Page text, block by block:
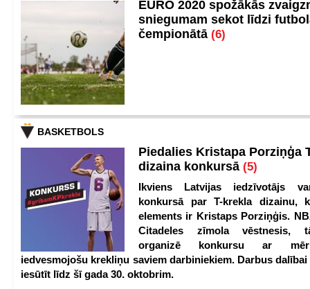
EURO 2020 spožākās
sniegumam sekot līdzi
čempionātā (6)
BASKETBOLS
Piedalies Kristapa Porziņģa
dizaina konkursā (5)
Ikviens Latvijas iedzīvotājs
konkursā par T-krekla dizainu,
elements ir Kristaps Porziņģis.
Citadeles zīmola vēstnesis,
organizē konkursu ar
iedvesmojošu krekliņu saviem darbiniekiem. Darbus
iesūtīt līdz šī gada 30. oktobrim.